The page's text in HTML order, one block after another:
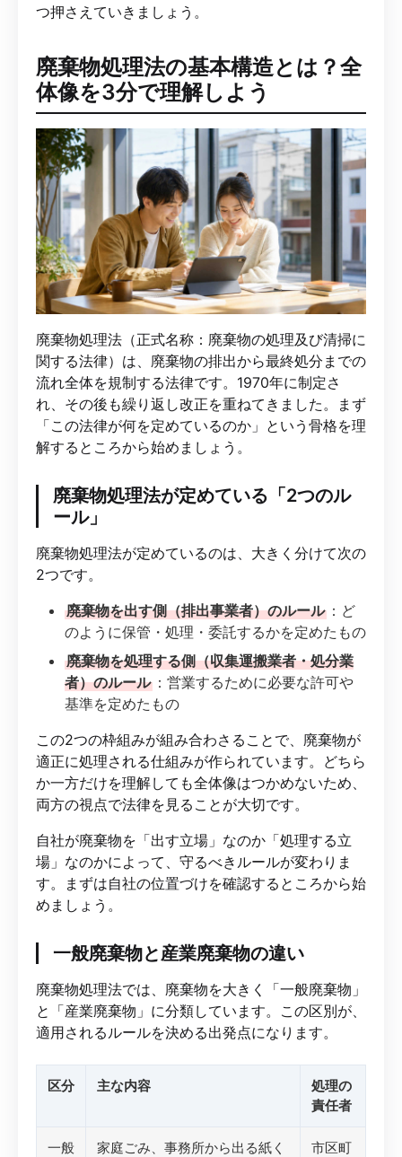
つ押さえていきましょう。
廃棄物処理法の基本構造とは？全
体像を3分で理解しよう
廃棄物処理法（正式名称：廃棄物の処理及び清掃に
関する法律）は、廃棄物の排出から最終処分までの
流れ全体を規制する法律です。1970年に制定さ
れ、その後も繰り返し改正を重ねてきました。まず
「この法律が何を定めているのか」という骨格を理
解するところから始めましょう。
廃棄物処理法が定めている「2つのル
ール」
廃棄物処理法が定めているのは、大きく分けて次の
2つです。
廃棄物を出す側（排出事業者）のルール ：ど
のように保管・処理・委託するかを定めたもの
廃棄物を処理する側（収集運搬業者・処分業
者）のルール ：営業するために必要な許可や
基準を定めたもの
この2つの枠組みが組み合わさることで、廃棄物が
適正に処理される仕組みが作られています。どちら
か一方だけを理解しても全体像はつかめないため、
両方の視点で法律を見ることが大切です。
自社が廃棄物を「出す立場」なのか「処理する立
場」なのかによって、守るべきルールが変わりま
す。まずは自社の位置づけを確認するところから始
めましょう。
一般廃棄物と産業廃棄物の違い
廃棄物処理法では、廃棄物を大きく「一般廃棄物」
と「産業廃棄物」に分類しています。この区別が、
適用されるルールを決める出発点になります。
区分 主な内容
処理の
責任者
一般
家庭ごみ、事務所から出る紙く
市区町